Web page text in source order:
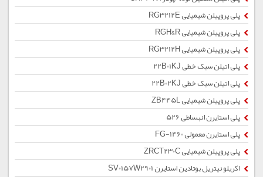
پلی پروپیلن شیمیایی RG3212E
پلی پروپیلن شیمیایی RGH&R
پلی پروپیلن شیمیایی RG3212H
پلی اتیلن سبک خطی 22B01KJ
پلی اتیلن سبک خطی 22B02KJ
پلی پروپیلن شیمیایی ZB445L
پلی استایرن انبساطی 526
پلی استایرن معمولی 1460-FG
پلی پروپیلن شیمیایی ZRCT230C
اکریلو نیتریل بوتادین استایرن SV0157W2901